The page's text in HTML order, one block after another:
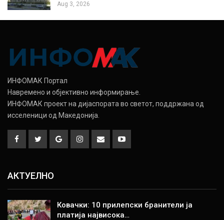
Aug 3, 2026
ИНФОМАК Портал
Навремено и објективно информирање.
ИНФОМАК проект на дијаспората во светот, поддржана од
исселеници од Македонија.
АКТУЕЛНО
Ковачки: 10 прилепски бранители ја
платија највисока…